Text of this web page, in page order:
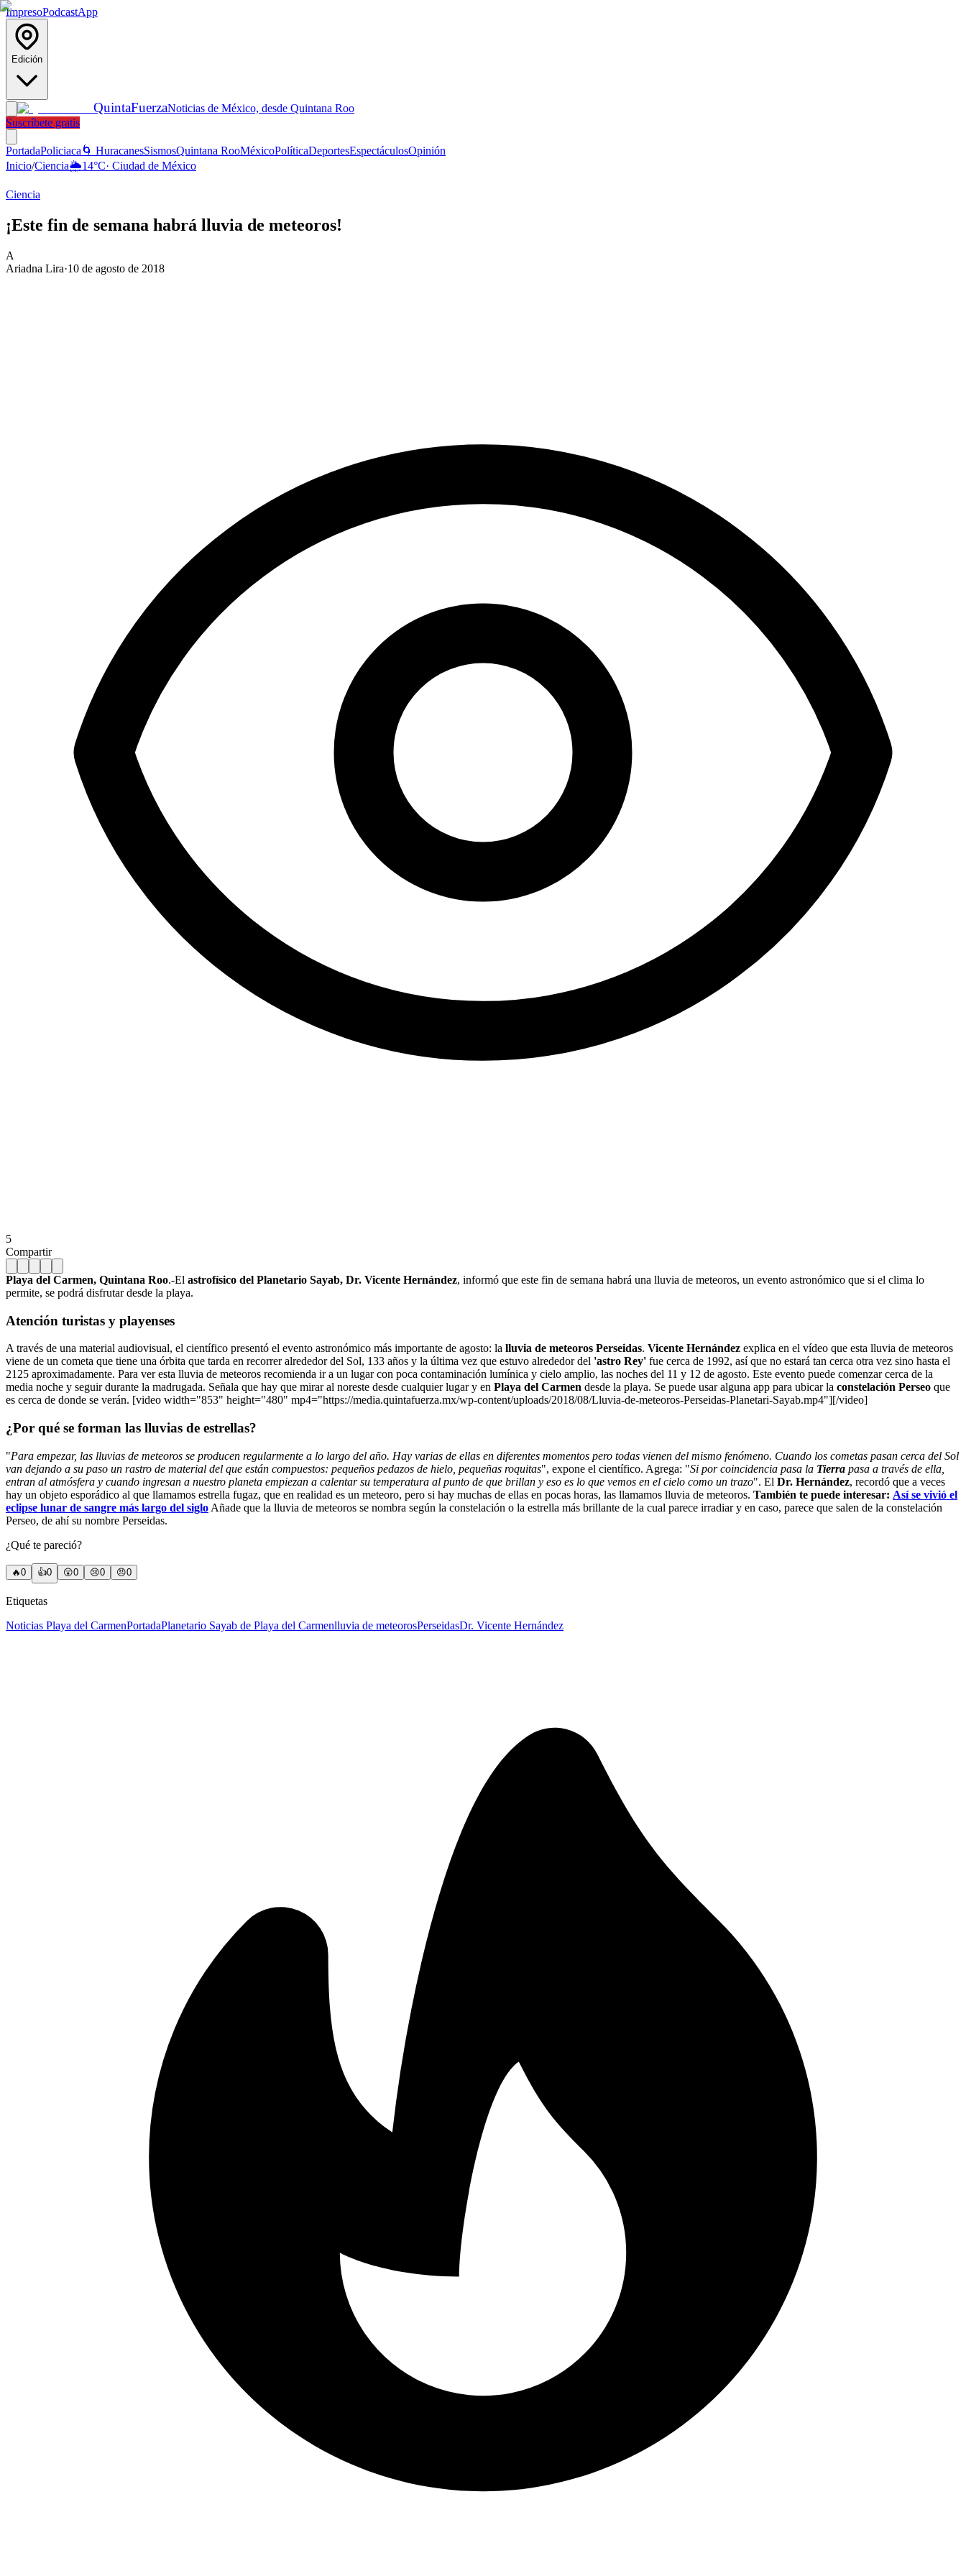
ImpresoPodcastApp
Edición
QuintaFuerzaNoticias de México, desde Quintana Roo
Suscríbete gratis
PortadaPoliciaca 🌀 HuracanesSismosQuintana RooMéxicoPolíticaDeportesEspectáculosOpinión
Inicio/Ciencia🌦️14°C· Ciudad de México
Ciencia
¡Este fin de semana habrá lluvia de meteoros!
A
Ariadna Lira·10 de agosto de 2018
5
Compartir
Playa del Carmen, Quintana Roo.-El astrofísico del Planetario Sayab, Dr. Vicente Hernández, informó que este fin de semana habrá una lluvia de meteoros, un evento astronómico que si el clima lo
permite, se podrá disfrutar desde la playa.
Atención turistas y playenses
A través de una material audiovisual, el científico presentó el evento astronómico más importante de agosto: la lluvia de meteoros Perseidas. Vicente Hernández explica en el vídeo que esta lluvia de meteoros
viene de un cometa que tiene una órbita que tarda en recorrer alrededor del Sol, 133 años y la última vez que estuvo alrededor del 'astro Rey' fue cerca de 1992, así que no estará tan cerca otra vez sino hasta el
2125 aproximadamente. Para ver esta lluvia de meteoros recomienda ir a un lugar con poca contaminación lumínica y cielo amplio, las noches del 11 y 12 de agosto. Este evento puede comenzar cerca de la
media noche y seguir durante la madrugada. Señala que hay que mirar al noreste desde cualquier lugar y en Playa del Carmen desde la playa. Se puede usar alguna app para ubicar la constelación Perseo que
es cerca de donde se verán. [video width="853" height="480" mp4="https://media.quintafuerza.mx/wp-content/uploads/2018/08/Lluvia-de-meteoros-Perseidas-Planetari-Sayab.mp4"][/video]
¿Por qué se forman las lluvias de estrellas?
"Para empezar, las lluvias de meteoros se producen regularmente a lo largo del año. Hay varias de ellas en diferentes momentos pero todas vienen del mismo fenómeno. Cuando los cometas pasan cerca del Sol
van dejando a su paso un rastro de material del que están compuestos: pequeños pedazos de hielo, pequeñas roquitas", expone el científico. Agrega: "Si por coincidencia pasa la Tierra pasa a través de ella,
entran al atmósfera y cuando ingresan a nuestro planeta empiezan a calentar su temperatura al punto de que brillan y eso es lo que vemos en el cielo como un trazo". El Dr. Hernández, recordó que a veces
hay un objeto esporádico al que llamamos estrella fugaz, que en realidad es un meteoro, pero si hay muchas de ellas en pocas horas, las llamamos lluvia de meteoros. También te puede interesar: Así se vivió el
eclipse lunar de sangre más largo del siglo Añade que la lluvia de meteoros se nombra según la constelación o la estrella más brillante de la cual parece irradiar y en caso, parece que salen de la constelación
Perseo, de ahí su nombre Perseidas.
¿Qué te pareció?
🔥0 👍0 😲0 😢0 😠0
Etiquetas
Noticias Playa del CarmenPortadaPlanetario Sayab de Playa del Carmenlluvia de meteorosPerseidasDr. Vicente Hernández